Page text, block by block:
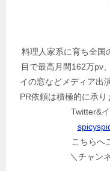
料理人家系に育ち全国
目で最高月間162万pv
イの窓などメディア出
PR依頼は積極的に承り
Twitter&
こちらへ
＼チャン